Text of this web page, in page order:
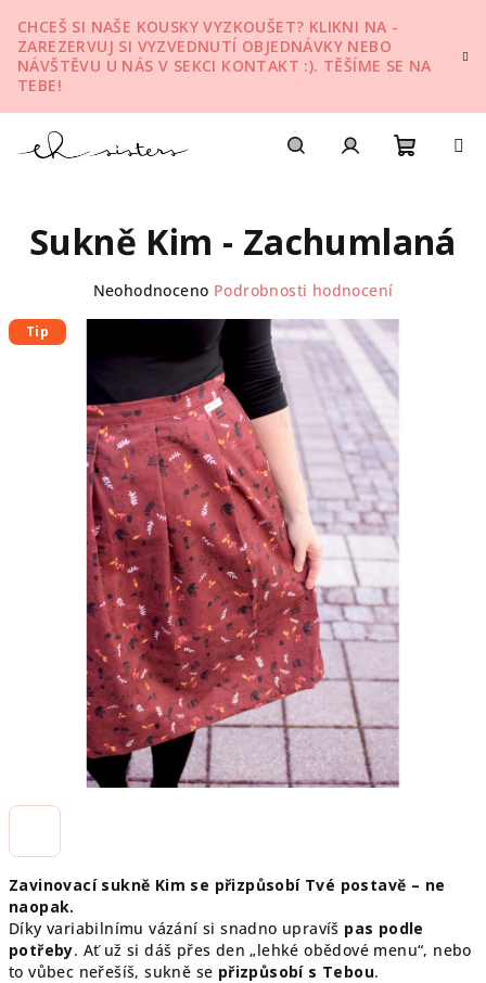
obsah
CHCEŠ SI NAŠE KOUSKY VYZKOUŠET? KLIKNI NA -
ZAREZERVUJ SI VYZVEDNUTÍ OBJEDNÁVKY NEBO
NÁVŠTĚVU U NÁS V SEKCI KONTAKT :). TĚŠÍME SE NA
TEBE!
košík
Zavinovací sukně Kim se přizpůsobí Tvé postavě – ne
naopak.
Díky variabilnímu vázání si snadno upravíš pas podle
potřeby. Ať už si dáš přes den „lehké obědové menu“, nebo
to vůbec neřešíš, sukně se přizpůsobí s Tebou.
Sukně Kim - Zachumlaná
produktu
hvězdiček.
Neohodnoceno Podrobnosti hodnocení
Tip